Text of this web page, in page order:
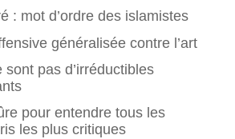
: mot d’ordre des islamistes
généralisée contre l’art
pas d’irréductibles
pour entendre tous les
les plus critiques